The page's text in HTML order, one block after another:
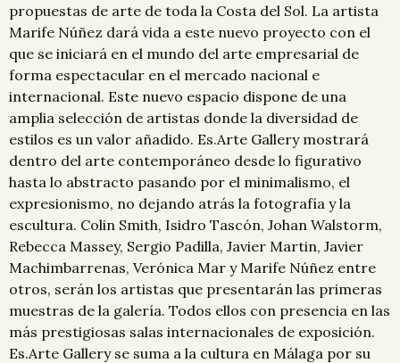
propuestas de arte de toda la Costa del Sol. La artista
Marife Núñez dará vida a este nuevo proyecto con el
que se iniciará en el mundo del arte empresarial de
forma espectacular en el mercado nacional e
internacional. Este nuevo espacio dispone de una
amplia selección de artistas donde la diversidad de
estilos es un valor añadido. Es.Arte Gallery mostrará
dentro del arte contemporáneo desde lo figurativo
hasta lo abstracto pasando por el minimalismo, el
expresionismo, no dejando atrás la fotografía y la
escultura. Colin Smith, Isidro Tascón, Johan Walstorm,
Rebecca Massey, Sergio Padilla, Javier Martin, Javier
Machimbarrenas, Verónica Mar y Marife Núñez entre
otros, serán los artistas que presentarán las primeras
muestras de la galería. Todos ellos con presencia en las
más prestigiosas salas internacionales de exposición.
Es.Arte Gallery se suma a la cultura en Málaga por su